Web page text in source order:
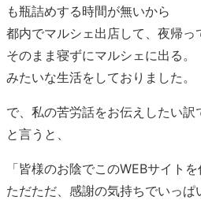
も瓶詰めする時間が無いから
都内でマルシェ出店して、夜帰っ
そのまま寝ずにマルシェに出る。
みたいな生活をしておりました。
で、私の苦労話をお伝えしたい
と言うと、
「皆様のお陰でこのWEBサイト
ただただ、感謝の気持ちでいっ